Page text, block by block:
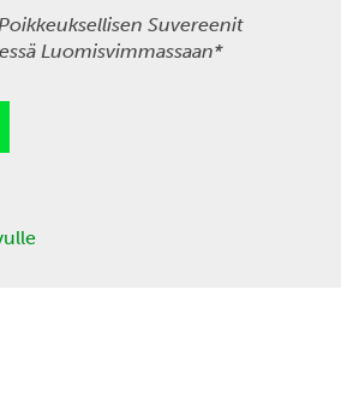
Suvereenit
Luomisvimmassaan*